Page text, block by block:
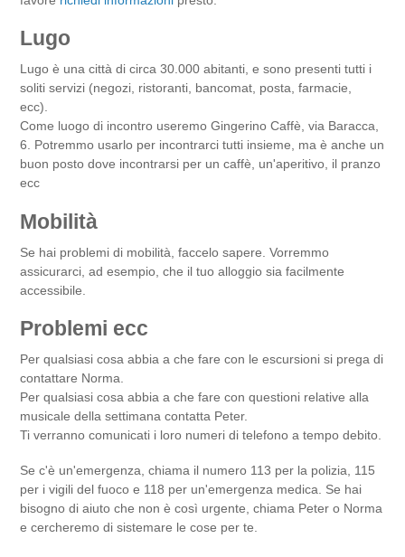
Lugo
Lugo è una città di circa 30.000 abitanti, e sono presenti tutti i
soliti servizi (negozi, ristoranti, bancomat, posta, farmacie,
ecc).
Come luogo di incontro useremo Gingerino Caffè, via Baracca,
6. Potremmo usarlo per incontrarci tutti insieme, ma è anche un
buon posto dove incontrarsi per un caffè, un'aperitivo, il pranzo
ecc
Mobilità
Se hai problemi di mobilità, faccelo sapere. Vorremmo
assicurarci, ad esempio, che il tuo alloggio sia facilmente
accessibile.
Problemi ecc
Per qualsiasi cosa abbia a che fare con le escursioni si prega di
contattare Norma.
Per qualsiasi cosa abbia a che fare con questioni relative alla
musicale della settimana contatta Peter.
Ti verranno comunicati i loro numeri di telefono a tempo debito.
Se c'è un'emergenza, chiama il numero 113 per la polizia, 115
per i vigili del fuoco e 118 per un'emergenza medica. Se hai
bisogno di aiuto che non è così urgente, chiama Peter o Norma
e cercheremo di sistemare le cose per te.